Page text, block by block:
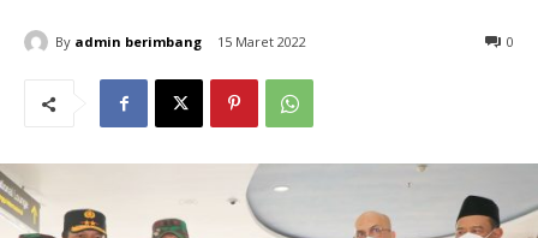
By admin berimbang 15 Maret 2022 0